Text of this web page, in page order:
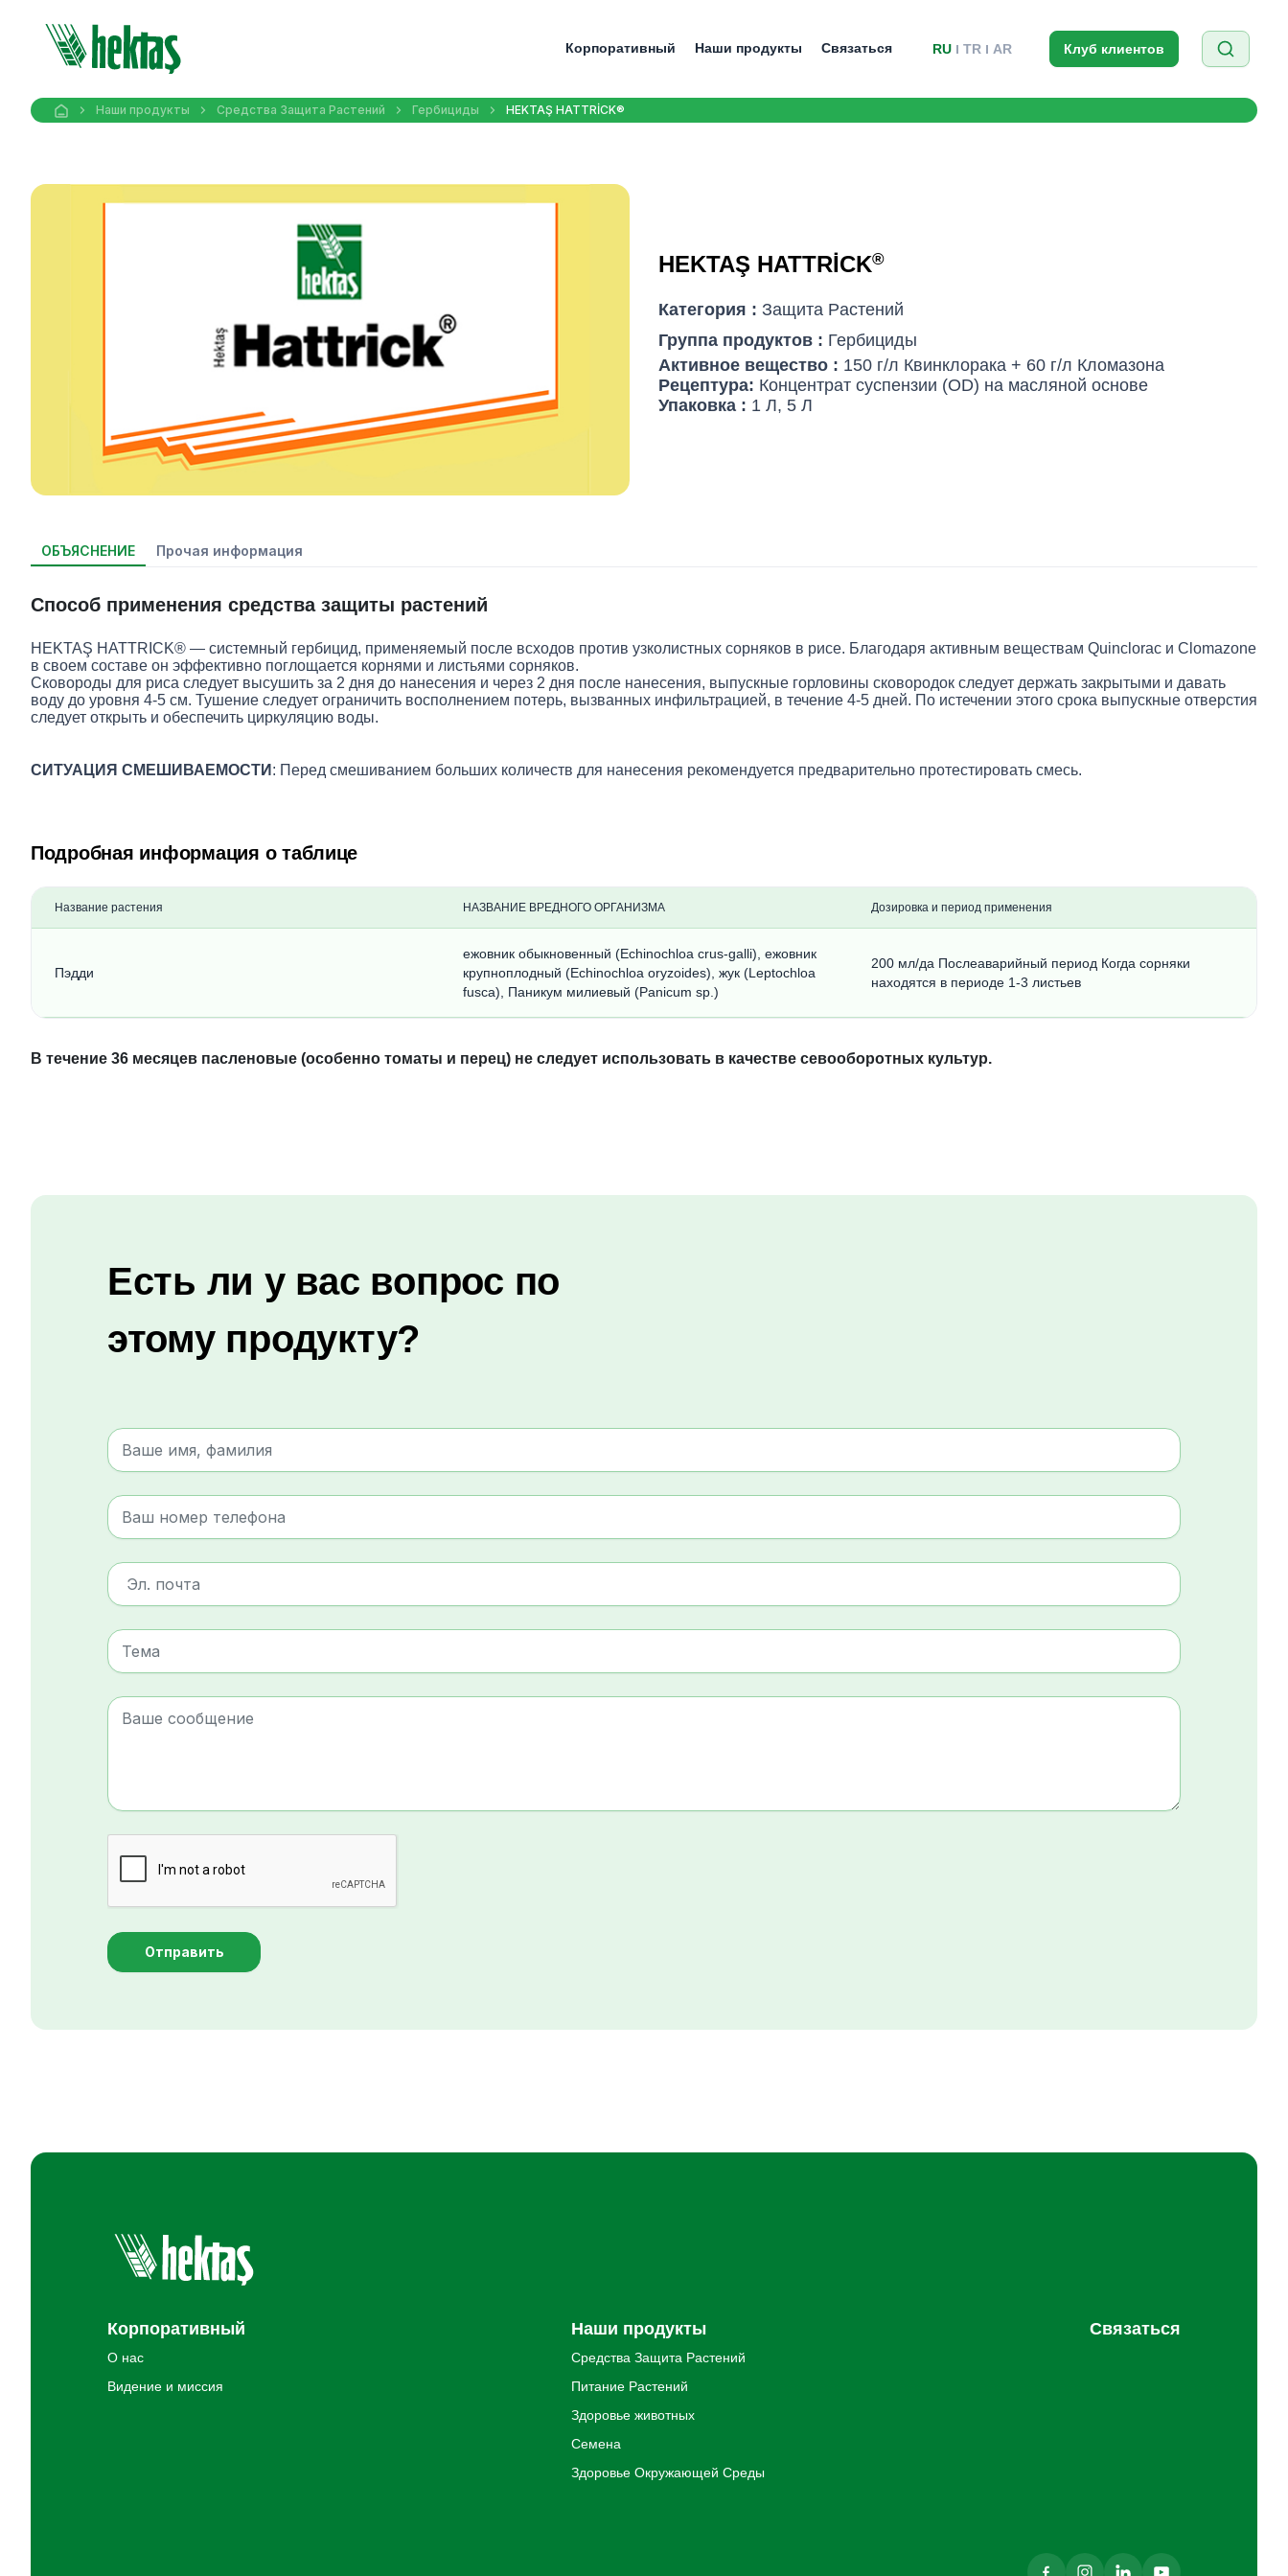
Корпоративный Наши продукты Связаться RU TR AR Клуб клиентов
Наши продукты Средства Защита Pастений Гербициды HEKTAŞ HATTRİCK®
HEKTAŞ HATTRİCK®
Категория : Защита Pастений
Группа продуктов : Гербициды
Активное вещество : 150 г/л Квинклорака + 60 г/л Кломазона
Рецептура: Концентрат суспензии (OD) на масляной основе
Упаковка : 1 Л, 5 Л
ОБЪЯСНЕНИЕ Прочая информация
Способ применения средства защиты растений
HEKTAŞ HATTRICK® — системный гербицид, применяемый после всходов против узколистных сорняков в рисе. Благодаря активным веществам Quinclorac и Clomazone
в своем составе он эффективно поглощается корнями и листьями сорняков.
Сковороды для риса следует высушить за 2 дня до нанесения и через 2 дня после нанесения, выпускные горловины сковородок следует держать закрытыми и давать
воду до уровня 4-5 см. Тушение следует ограничить восполнением потерь, вызванных инфильтрацией, в течение 4-5 дней. По истечении этого срока выпускные отверстия
следует открыть и обеспечить циркуляцию воды.
СИТУАЦИЯ СМЕШИВАЕМОСТИ : Перед смешиванием больших количеств для нанесения рекомендуется предварительно протестировать смесь.
Подробная информация о таблице
Название растения НАЗВАНИЕ ВРЕДНОГО ОРГАНИЗМА Дозировка и период применения
Пэдди
ежовник обыкновенный (Echinochloa crus-galli), ежовник
крупноплодный (Echinochloa oryzoides), жук (Leptochloa
fusca), Паникум милиевый (Panicum sp.)
200 мл/да Послеаварийный период Когда сорняки
находятся в периоде 1-3 листьев
В течение 36 месяцев пасленовые (особенно томаты и перец) не следует использовать в качестве севооборотных культур.
Есть ли у вас вопрос по
этому продукту?
Отправить
Корпоративный
О нас
Видение и миссия
Наши продукты
Средства Защита Pастений
Питание Pастений
Здоровье животных
Семена
Здоровье Oкружающей Cреды
Связаться